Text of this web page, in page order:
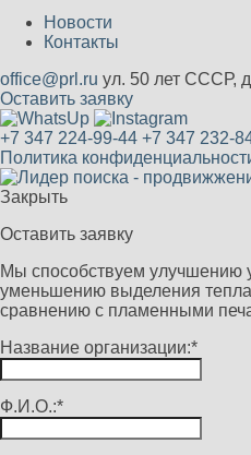
Новости
Контакты
office@prl.ru ул. 50 лет СССР,
Оставить заявку
+7 347 224-99-44 +7 347 232-
Политика
Закрыть
Оставить заявку
Мы способствуем улучшению
уменьшению выделения
сравнению с пламенными
Название организации:*
Ф.И.О.:*